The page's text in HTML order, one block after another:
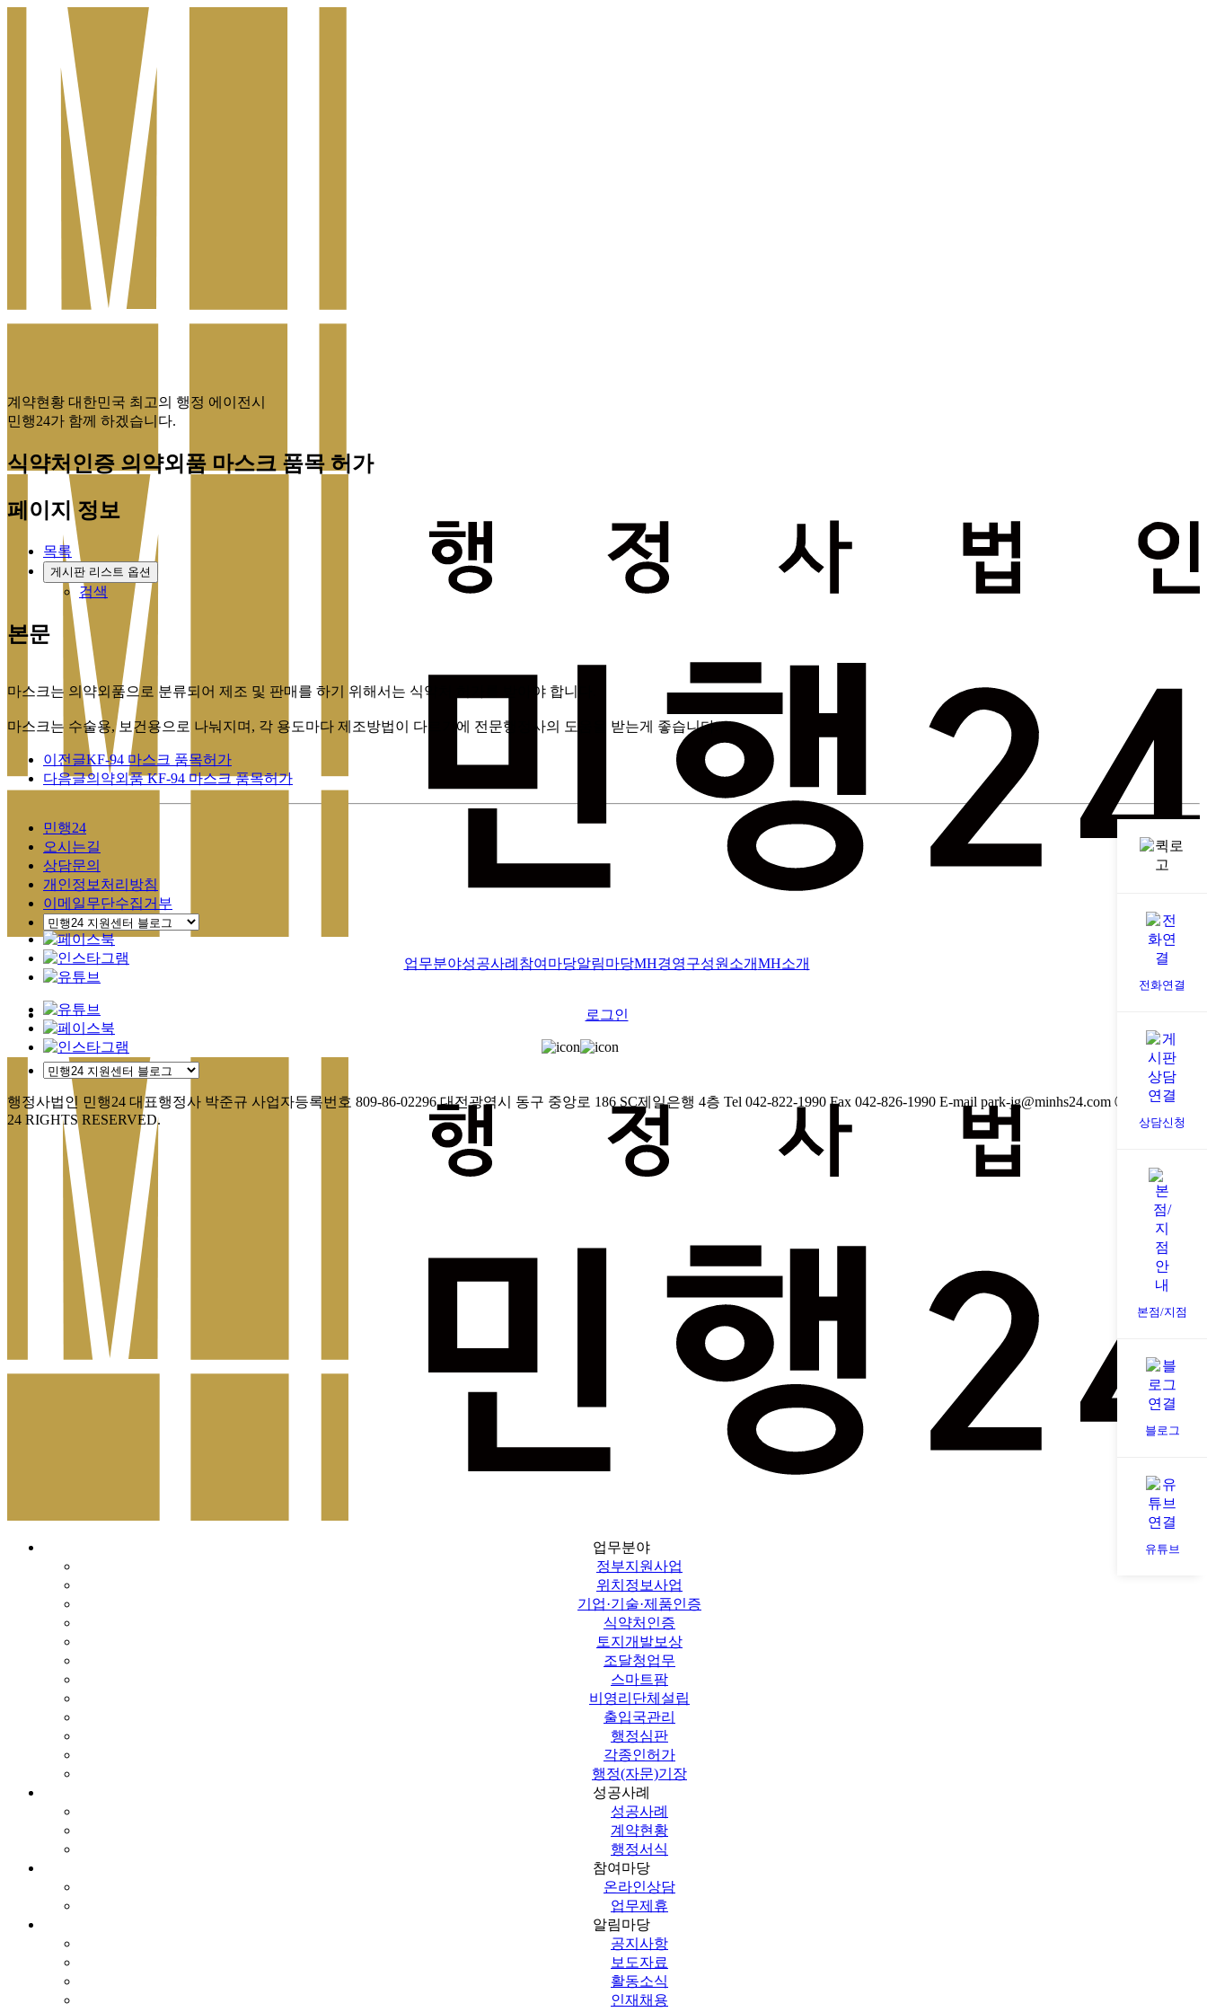
업무분야성공사례 참여마당알림마당MH경영구성원소개MH소개
로그인
업무분야
정부지원사업
위치정보사업
기업·기술·제품인증
식약처인증
토지개발보상
조달청업무
스마트팜
비영리단체설립
출입국관리
행정심판
각종인허가
행정(자문)기장
성공사례
성공사례
계약현황
행정서식
참여마당
온라인상담
업무제휴
알림마당
공지사항
보도자료
활동소식
인재채용
전화연결
상담신청
본점/지점
블로그
유튜브
계약현황 대한민국 최고의 행정 에이전시
민행24가 함께 하겠습니다.
식약처인증 의약외품 마스크 품목 허가
페이지 정보
목록
게시판 리스트 옵션
검색
본문
마스크는 의약외품으로 분류되어 제조 및 판매를 하기 위해서는 식약처 허가를 받아야 합니다.
마스크는 수술용, 보건용으로 나눠지며, 각 용도마다 제조방법이 다르기에 전문행정사의 도움을 받는게 좋습니다.
이전글KF-94 마스크 품목허가
다음글의약외품 KF-94 마스크 품목허가
민행24
오시는길
상담문의
개인정보처리방침
이메일무단수집거부
행정사법인 민행24 대표행정사 박준규 사업자등록번호 809-86-02296 대전광역시 동구 중앙로 186 SC제일은행 4층 Tel 042-822-1990 Fax 042-826-1990 E-mail park-jg@minhs24.com ⓒ 2022. 민행
24 RIGHTS RESERVED.